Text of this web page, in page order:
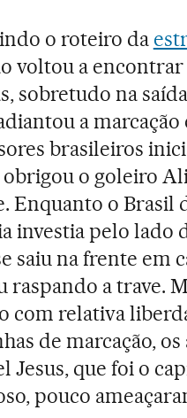
o roteiro da
voltou a
sobretudo na
a marcação
brasileiros
obrigou o goleiro
Enquanto o Brasil
investia pelo lado
saiu na frente em
raspando a trave.
com relativa
de marcação,
Jesus, que foi o
pouco